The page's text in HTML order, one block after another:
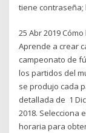
tiene contraseña;
25 Abr 2019
Aprende a crear
campeonato de
los partidos del
se produjo cada
detallada de 1
2018. Selecciona
horaria para